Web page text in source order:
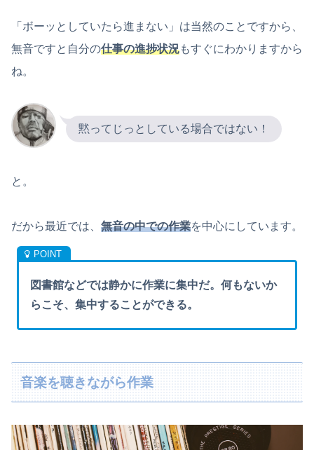
「ボーッとしていたら進まない」は当然のことですから、
無音ですと自分の仕事の進捗状況もすぐにわかりますから
ね。
黙ってじっとしている場合ではない！
と。
だから最近では、 無音の中での作業を中心にしています。
図書館などでは静かに作業に集中だ。何もないか
らこそ、集中することができる。
音楽を聴きながら作業